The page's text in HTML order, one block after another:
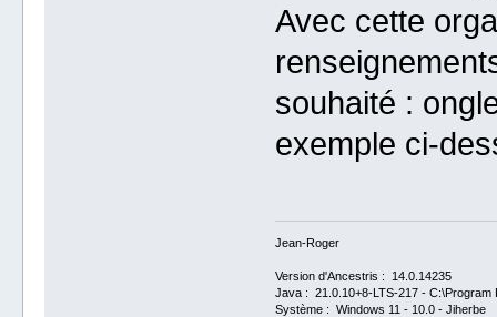
Avec cette
souhaité :
exemple ci-
Jean-Roger
Version d'Ancestris : 14.0.14235
Java : 21.0.10+8-LTS-217 - C:\Program
Système : Windows 11 - 10.0 - Jiherbe